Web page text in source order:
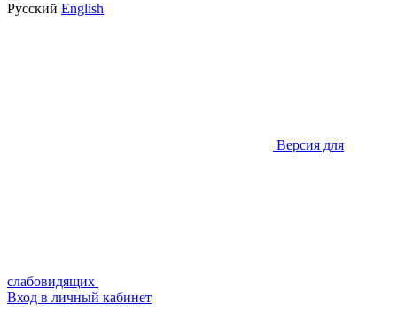
Русский English
Версия для
слабовидящих
Вход в личный кабинет